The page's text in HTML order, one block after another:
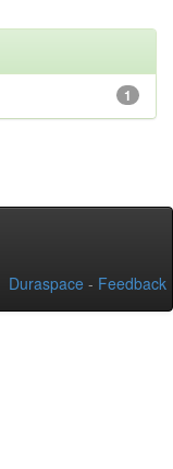
1
Duraspace - Feedback